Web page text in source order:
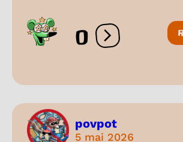
0 Ouvrir les
povpot
5 mai 2026